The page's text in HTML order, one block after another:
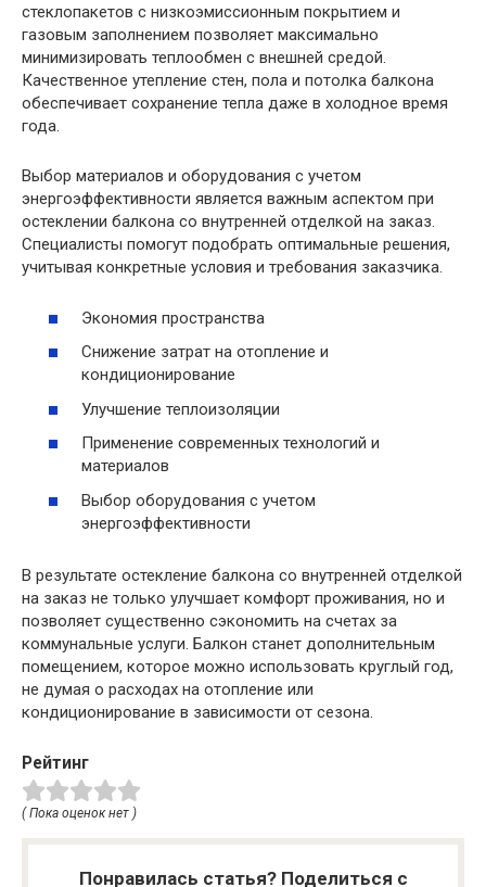
стеклопакетов с низкоэмиссионным покрытием и
газовым заполнением позволяет максимально
минимизировать теплообмен с внешней средой.
Качественное утепление стен, пола и потолка балкона
обеспечивает сохранение тепла даже в холодное время
года.
Выбор материалов и оборудования с учетом
энергоэффективности является важным аспектом при
остеклении балкона со внутренней отделкой на заказ.
Специалисты помогут подобрать оптимальные решения,
учитывая конкретные условия и требования заказчика.
Экономия пространства
Снижение затрат на отопление и
кондиционирование
Улучшение теплоизоляции
Применение современных технологий и
материалов
Выбор оборудования с учетом
энергоэффективности
В результате остекление балкона со внутренней отделкой
на заказ не только улучшает комфорт проживания, но и
позволяет существенно сэкономить на счетах за
коммунальные услуги. Балкон станет дополнительным
помещением, которое можно использовать круглый год,
не думая о расходах на отопление или
кондиционирование в зависимости от сезона.
Рейтинг
( Пока оценок нет )
Понравилась статья? Поделиться с